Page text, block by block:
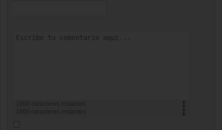
caracteres restantes
caracteres restantes